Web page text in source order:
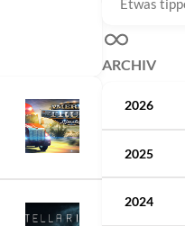
ARCHIV
2026
2025
2024